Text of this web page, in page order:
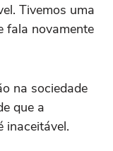
Tivemos uma
fala novamente
na sociedade
que a
inaceitável.